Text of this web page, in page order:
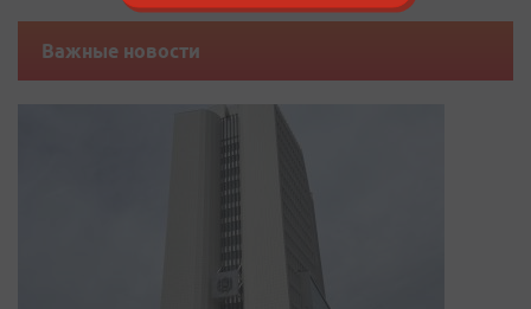
Важные новости